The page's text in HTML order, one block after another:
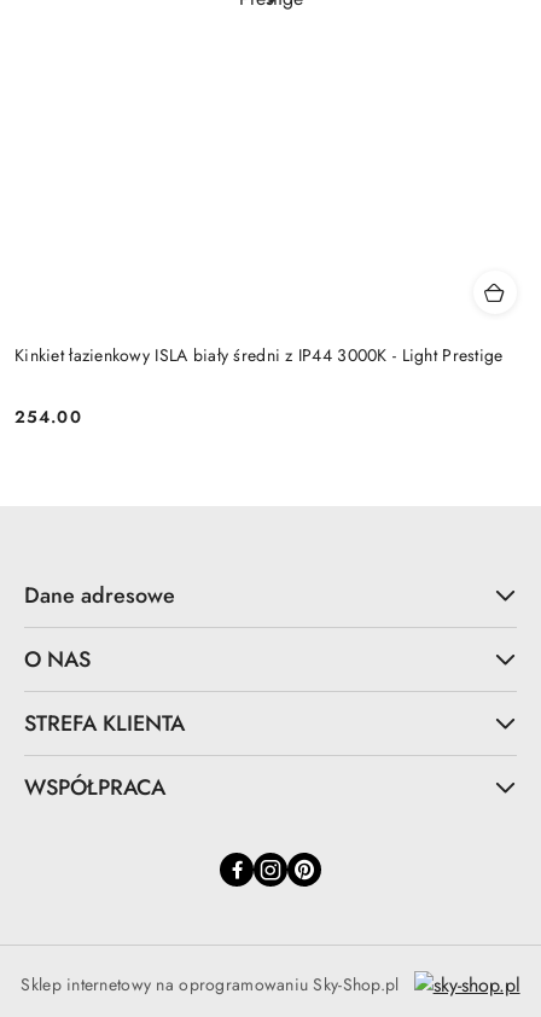
Kinkiet łazienkowy ISLA biały średni z IP44 3000K - Light Prestige
Cena:
254.00
Dane adresowe
O NAS
STREFA KLIENTA
WSPÓŁPRACA
Sklep internetowy na oprogramowaniu Sky-Shop.pl